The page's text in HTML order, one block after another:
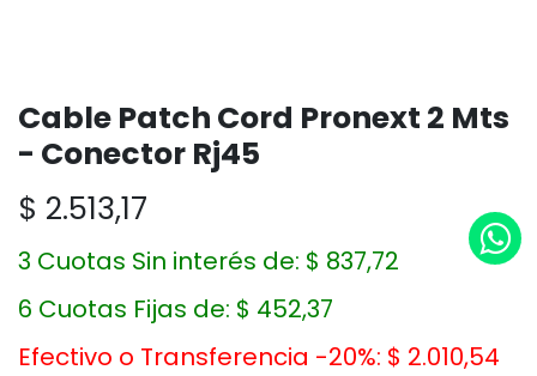
Cable Patch Cord Pronext 2 Mts
- Conector Rj45
$ 2.513,17
3 Cuotas Sin interés de: $ 837,72
6 Cuotas Fijas de: $ 452,37
Efectivo o Transferencia -20%: $ 2.010,54